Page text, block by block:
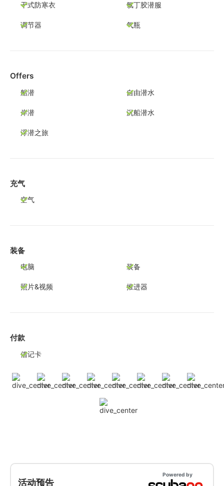
干式防寒衣 氯丁胶潜服
调节器 气瓶
Offers
船潜 自由潜水
岸潜 沉船潜水
浮潜之旅
充气
空气
装备
电脑 装备
照片&视频 推进器
付款
借记卡
活动预告
Powered by